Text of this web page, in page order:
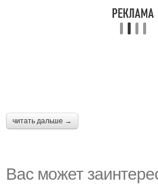
читать дальше →
Вас может